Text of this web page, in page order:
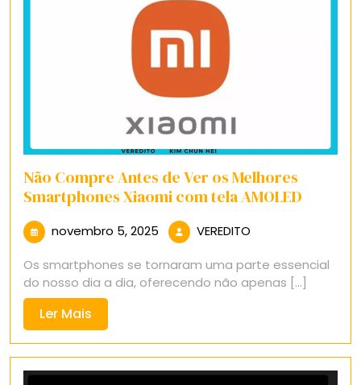
Não Compre Antes de Ver os Melhores
Smartphones Xiaomi com tela AMOLED
novembro 5, 2025 novembro
2025
VEREDITO
Os smartphones se tornaram uma parte essencial
do nosso dia a dia, oferecendo não apenas [...]
Ler Mais
Mais